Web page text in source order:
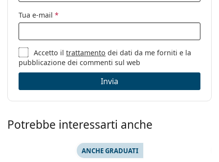
Tua e-mail *
Accetto iltrattamento dei dati da me forniti e la
pubblicazione dei commenti sul web
Invia
Potrebbe interessarti anche
ANCHE GRADUATI